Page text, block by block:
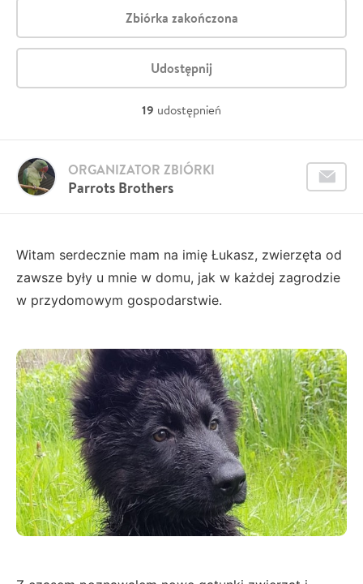
Zbiórka zakończona
Udostępnij
19 udostępnień
Parrots Brothers
ORGANIZATOR ZBIÓRKI
Witam serdecznie mam na imię Łukasz, zwierzęta od
zawsze były u mnie w domu, jak w każdej zagrodzie
w przydomowym gospodarstwie.